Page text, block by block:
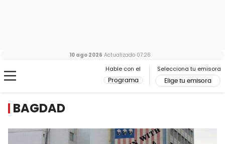
Hable con el
Programa
Selecciona tu emisora
Elige tu emisora
10 ago 2026 Actualizado 07:26
BAGDAD